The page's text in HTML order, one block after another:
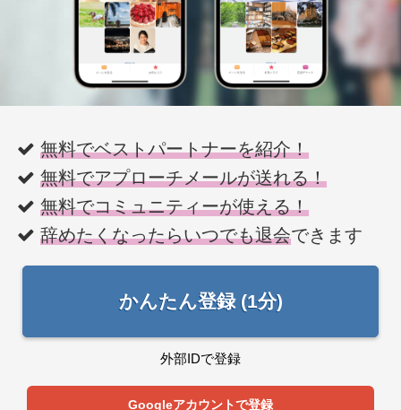
無料でベストパートナーを紹介！
無料でアプローチメールが送れる！
無料でコミュニティーが使える！
辞めたくなったらいつでも退会できます
かんたん登録 (1分)
外部IDで登録
Googleアカウントで登録